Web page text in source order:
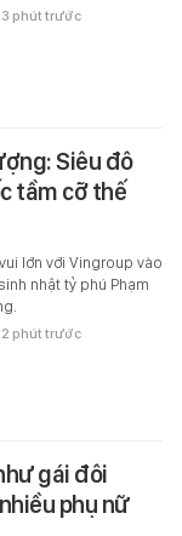
phút trước
Siêu đô
tầm cỡ thế
lớn với Vingroup vào
nhật tỷ phú Phạm
phút trước
gái đôi
phụ nữ